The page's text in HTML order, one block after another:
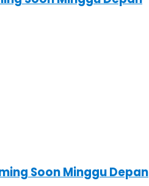
Soon Minggu Depan